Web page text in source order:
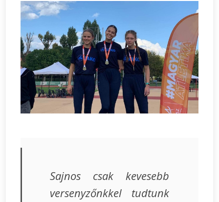
Sajnos csak kevesebb
versenyzőnkkel tudtunk